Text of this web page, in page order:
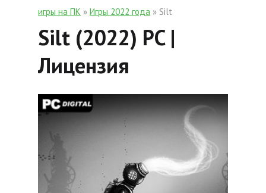
игры на ПК » Игры 2022 года » Silt
Silt (2022) PC |
Лицензия